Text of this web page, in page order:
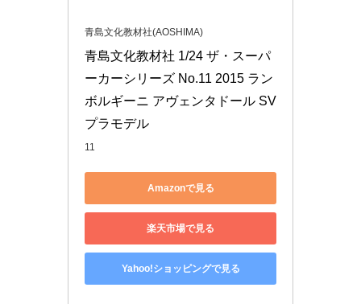
青島文化教材社(AOSHIMA)
青島文化教材社 1/24 ザ・スーパ
ーカーシリーズ No.11 2015 ラン
ボルギーニ アヴェンタドール SV
プラモデル
11
Amazonで見る
楽天市場で見る
Yahoo!ショッピングで見る